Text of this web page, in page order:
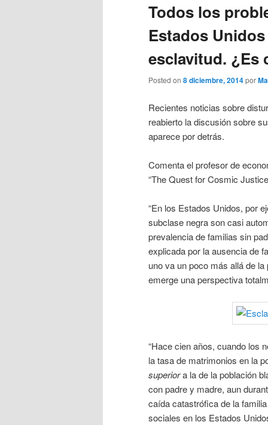
principal
secundario
Todos los
Estados
esclavitud. ¿Es
Posted on 8 diciembre, 2014por
Recientes noticias sobre
reabierto la discusión sobre
aparece por detrás.
Comenta el profesor de
“The Quest for Cosmic
“En los Estados Unidos, por
subclase negra son casi
prevalencia de familias sin
explicada por la ausencia de
uno va un poco más allá de
emerge una perspectiva
“Hace cien años, cuando los
la tasa de matrimonios en la
superiora la de la población
con padre y madre, aun
caída catastrófica de la
sociales en los Estados